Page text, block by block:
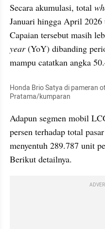
Secara akumulasi, total
Januari hingga April 2026
Capaian tersebut masih
year (YoY) dibanding
mampu catatkan angka
Honda Brio Satya di pameran
Pratama/kumparan
Adapun segmen mobil
persen terhadap total
menyentuh 289.787 unit
Berikut detailnya.